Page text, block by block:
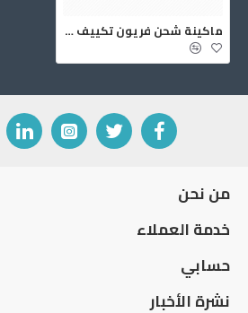
ماكينة شحن فريون تكييف السيارات 720 باللمس
من نحن
خدمة العملاء
حسابي
نشرة الأخبار